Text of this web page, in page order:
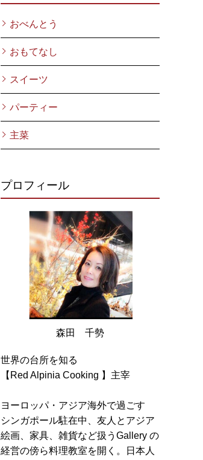
おべんとう
おもてなし
スイーツ
パーティー
主菜
プロフィール
森田 千勢
世界の台所を知る
【Red Alpinia Cooking 】主宰
ヨーロッパ・アジア海外で過ごす
シンガポール駐在中、友人とアジア
絵画、家具、雑貨など扱うGallery の
経営の傍ら料理教室を開く。日本人